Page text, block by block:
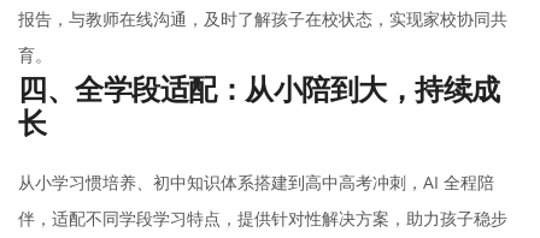
报告，与教师在线沟通，及时了解孩子在校状态，实现家校协同共
育。
四、全学段适配：从小陪到大，持续成
长
从小学习惯培养、初中知识体系搭建到高中高考冲刺，AI 全程陪
伴，适配不同学段学习特点，提供针对性解决方案，助力孩子稳步